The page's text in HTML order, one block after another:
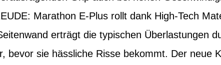
Marathon E-Plus rollt dank High-Tech
erträgt die typischen Überlastungen
bevor sie hässliche Risse bekommt. Der neue